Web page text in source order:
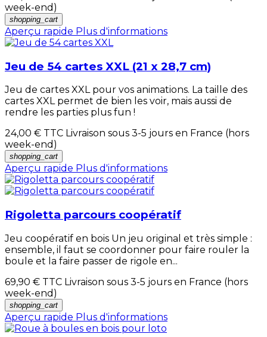
week-end)
shopping_cart
Aperçu rapide Plus d'informations
Jeu de 54 cartes XXL (21 x 28,7 cm)
Jeu de cartes XXL pour vos animations. La taille des
cartes XXL permet de bien les voir, mais aussi de
rendre les parties plus fun !
24,00 € TTC Livraison sous 3-5 jours en France (hors
week-end)
shopping_cart
Aperçu rapide Plus d'informations
Rigoletta parcours coopératif
Jeu coopératif en bois Un jeu original et très simple :
ensemble, il faut se coordonner pour faire rouler la
boule et la faire passer de rigole en...
69,90 € TTC Livraison sous 3-5 jours en France (hors
week-end)
shopping_cart
Aperçu rapide Plus d'informations